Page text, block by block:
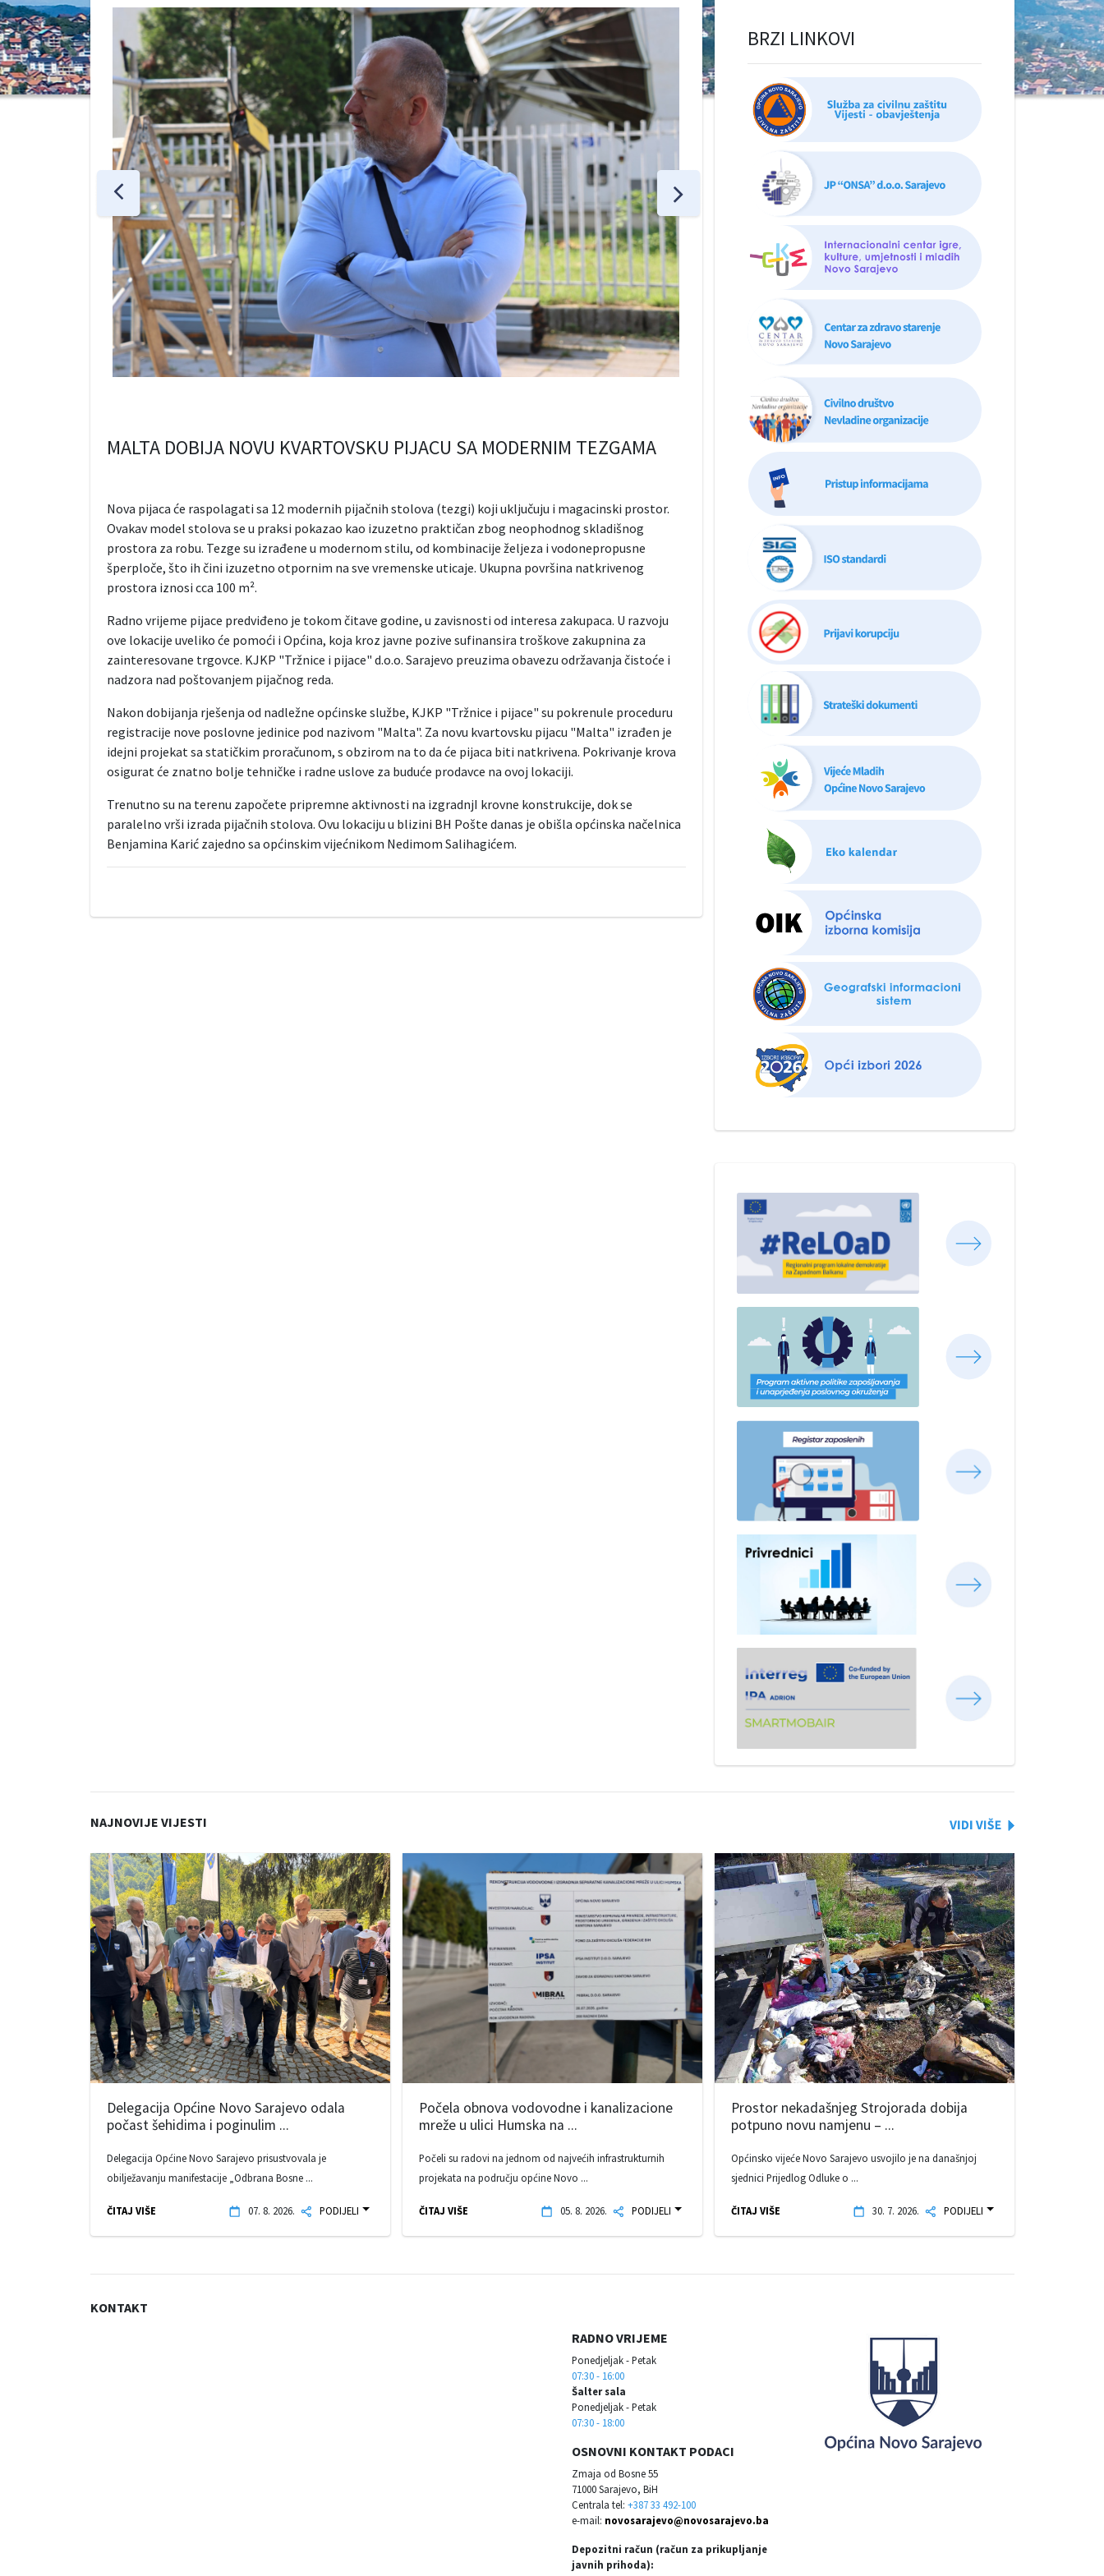
MALTA DOBIJA NOVU KVARTOVSKU PIJACU SA MODERNIM TEZGAMA
Nova pijaca će raspolagati sa 12 modernih pijačnih stolova (tezgi) koji uključuju i magacinski prostor.
Ovakav model stolova se u praksi pokazao kao izuzetno praktičan zbog neophodnog skladišnog
prostora za robu. Tezge su izrađene u modernom stilu, od kombinacije željeza i vodonepropusne
šperploče, što ih čini izuzetno otpornim na sve vremenske uticaje. Ukupna površina natkrivenog
prostora iznosi cca 100 m².
Radno vrijeme pijace predviđeno je tokom čitave godine, u zavisnosti od interesa zakupaca. U razvoju
ove lokacije uveliko će pomoći i Općina, koja kroz javne pozive sufinansira troškove zakupnina za
zainteresovane trgovce. KJKP "Tržnice i pijace" d.o.o. Sarajevo preuzima obavezu održavanja čistoće i
nadzora nad poštovanjem pijačnog reda.
Nakon dobijanja rješenja od nadležne općinske službe, KJKP "Tržnice i pijace" su pokrenule proceduru
registracije nove poslovne jedinice pod nazivom "Malta". Za novu kvartovsku pijacu "Malta" izrađen je
idejni projekat sa statičkim proračunom, s obzirom na to da će pijaca biti natkrivena. Pokrivanje krova
osigurat će znatno bolje tehničke i radne uslove za buduće prodavce na ovoj lokaciji.
Trenutno su na terenu započete pripremne aktivnosti na izgradnjI krovne konstrukcije, dok se
paralelno vrši izrada pijačnih stolova. Ovu lokaciju u blizini BH Pošte danas je obišla općinska načelnica
Benjamina Karić zajedno sa općinskim vijećnikom Nedimom Salihagićem.
BRZI LINKOVI
NAJNOVIJE VIJESTI
Delegacija Općine Novo Sarajevo odala
počast šehidima i poginulim ...
Delegacija Općine Novo Sarajevo prisustvovala je
obilježavanju manifestacije „Odbrana Bosne ...
ČITAJ VIŠE 07. 8. 2026. PODIJELI
Počela obnova vodovodne i kanalizacione
mreže u ulici Humska na ...
Počeli su radovi na jednom od najvećih infrastrukturnih
projekata na području općine Novo ...
ČITAJ VIŠE 05. 8. 2026. PODIJELI
Prostor nekadašnjeg Strojorada dobija
potpuno novu namjenu – ...
Općinsko vijeće Novo Sarajevo usvojilo je na današnjoj
sjednici Prijedlog Odluke o ...
ČITAJ VIŠE 30. 7. 2026. PODIJELI
KONTAKT
RADNO VRIJEME
Ponedjeljak - Petak
07:30 - 16:00
Šalter sala
Ponedjeljak - Petak
07:30 - 18:00
OSNOVNI KONTAKT PODACI
Zmaja od Bosne 55
71000 Sarajevo, BiH
Centrala tel: +387 33 492-100
e-mail: novosarajevo@novosarajevo.ba
Depozitni račun (račun za prikupljanje
javnih prihoda):